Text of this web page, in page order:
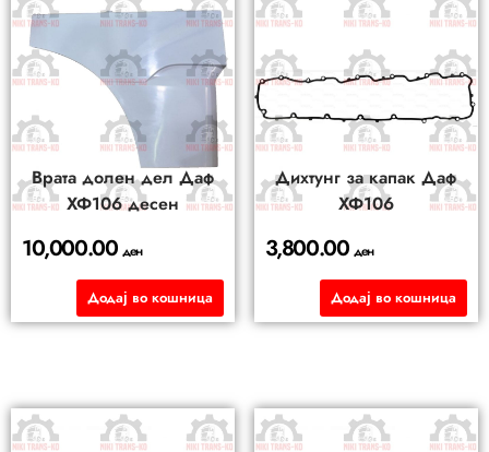
Врата долен дел Даф
ХФ106 десен
10,000.00 ден
Додај во кошница
Дихтунг за капак Даф
ХФ106
3,800.00 ден
Додај во кошница